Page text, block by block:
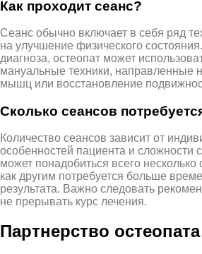
Как проходит сеанс?
Сеанс обычно включает в себя ряд
на улучшение физического
диагноза, остеопат может
мануальные техники, направленные
мышц или восстановление
Сколько сеансов
Количество сеансов зависит от
особенностей пациента и сложности
может понадобиться всего
как другим потребуется больше
результата. Важно следовать
не прерывать курс лечения.
Партнерство